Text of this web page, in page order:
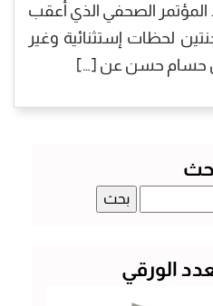
المؤتمر الصحفي الذي أعقب
لحظات إستثنائية وغير
حسام حسن عن […]
الورقي